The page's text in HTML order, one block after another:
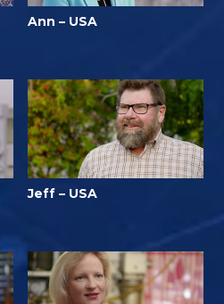
Ann – USA
Jeff – USA